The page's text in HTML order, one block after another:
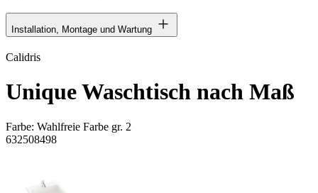
Installation, Montage und Wartung
Calidris
Unique Waschtisch nach Maß
Farbe: Wahlfreie Farbe gr. 2
632508498